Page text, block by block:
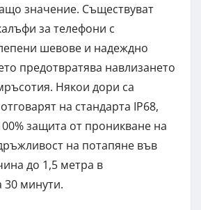
значение. Съществуват
за телефони с
шевове и надеждно
предотвратява навлизането
Някои дори са
на стандарта IP68,
защита от проникване на
на потапяне във
до 1,5 метра в
минути.